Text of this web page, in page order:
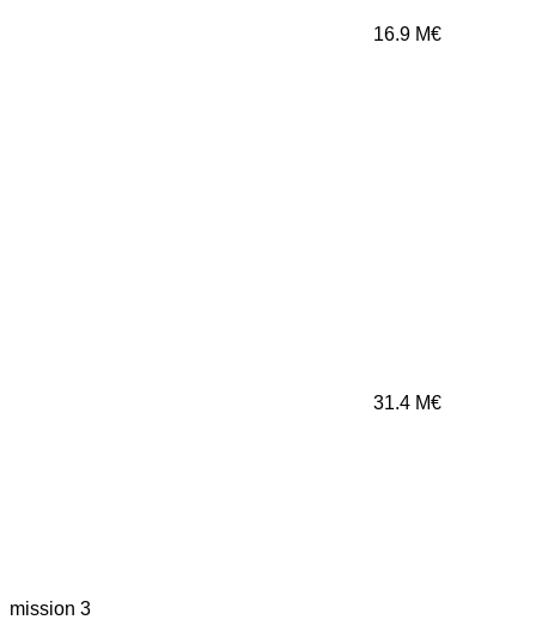
16.9 M€
31.4 M€
mission 3